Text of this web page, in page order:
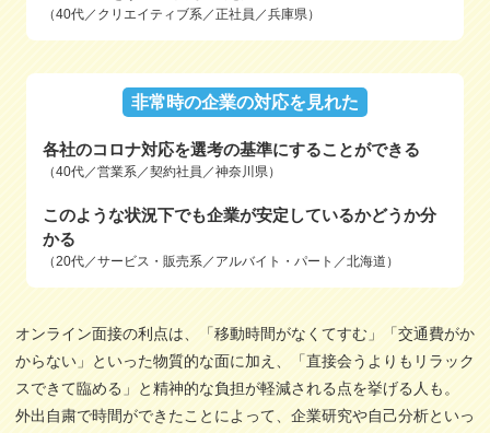
（40代／クリエイティブ系／正社員／兵庫県）
非常時の企業の対応を見れた
各社のコロナ対応を選考の基準にすることができる
（40代／営業系／契約社員／神奈川県）
このような状況下でも企業が安定しているかどうか分
かる
（20代／サービス・販売系／アルバイト・パート／北海道）
オンライン面接の利点は、「移動時間がなくてすむ」「交通費がか
からない」といった物質的な面に加え、「直接会うよりもリラック
スできて臨める」と精神的な負担が軽減される点を挙げる人も。
外出自粛で時間ができたことによって、企業研究や自己分析といっ